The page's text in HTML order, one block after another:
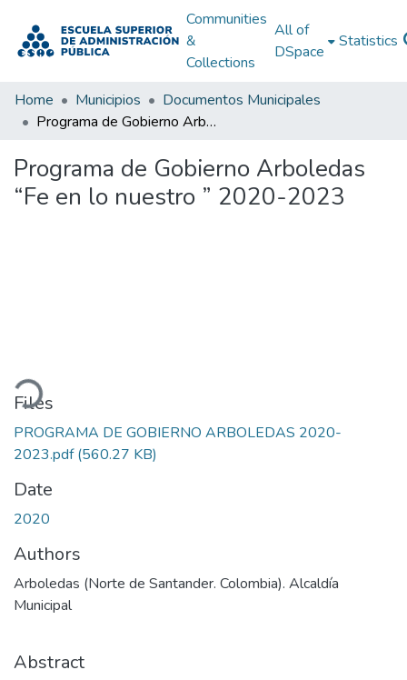
Communities
&
Collections
All of
DSpace
Statistics
Home Municipios
Documentos Municipales
Programa de Gobierno Arboledas “Fe en lo nuestro ” 2020-2023
Programa de Gobierno Arboledas
“Fe en lo nuestro ” 2020-2023
Files
PROGRAMA DE GOBIERNO ARBOLEDAS 2020-
2023.pdf(560.27 KB)
Date
2020
Authors
Arboledas (Norte de Santander. Colombia). Alcaldía
Municipal
Abstract